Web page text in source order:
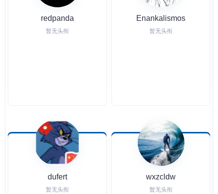
redpanda
暂无头衔
Enankalismos
暂无头衔
dufert
暂无头衔
wxzcldw
暂无头衔